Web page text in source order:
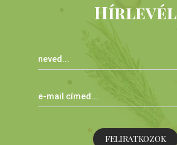
Hírlevél
FELIRATKOZOK